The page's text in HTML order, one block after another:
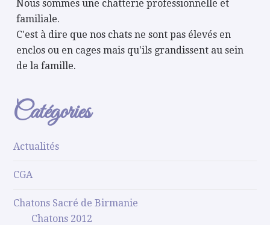
Nous sommes une chatterie professionnelle et
familiale.
C'est à dire que nos chats ne sont pas élevés en
enclos ou en cages mais qu'ils grandissent au sein
de la famille.
Catégories
Actualités
CGA
Chatons Sacré de Birmanie
Chatons 2012